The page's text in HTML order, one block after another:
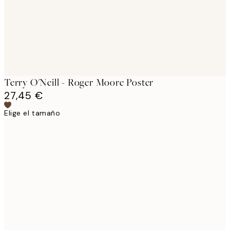
Terry O'Neill - Roger Moore Poster
27,45 €
Elige el tamaño